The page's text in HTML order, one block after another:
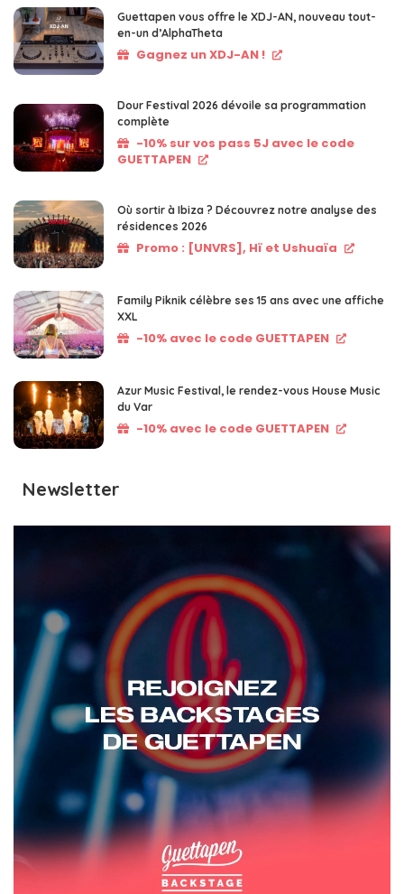
Guettapen vous offre le XDJ-AN, nouveau tout-
en-un d’AlphaTheta
Gagnez un XDJ-AN !
Dour Festival 2026 dévoile sa programmation
complète
-10% sur vos pass 5J avec le code
GUETTAPEN
Où sortir à Ibiza ? Découvrez notre analyse des
résidences 2026
Promo : [UNVRS], Hï et Ushuaïa
Family Piknik célèbre ses 15 ans avec une affiche
XXL
-10% avec le code GUETTAPEN
Azur Music Festival, le rendez-vous House Music
du Var
-10% avec le code GUETTAPEN
Newsletter